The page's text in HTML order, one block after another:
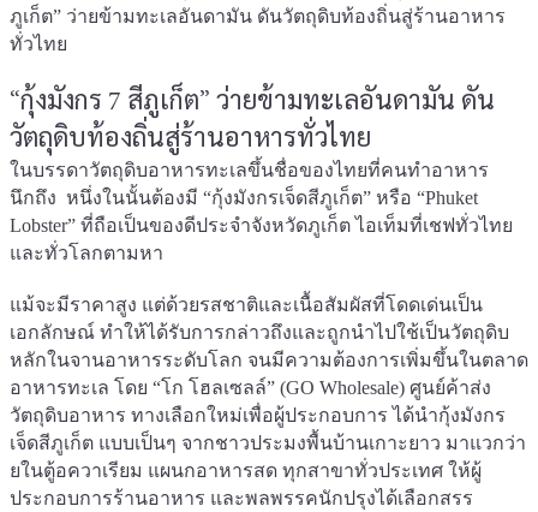
ภูเก็ต” ว่ายข้ามทะเลอันดามัน ดันวัตถุดิบท้องถิ่นสู่ร้านอาหาร
ทั่วไทย
“กุ้งมังกร 7 สีภูเก็ต” ว่ายข้ามทะเลอันดามัน ดัน
วัตถุดิบท้องถิ่นสู่ร้านอาหารทั่วไทย
ในบรรดาวัตถุดิบอาหารทะเลขึ้นชื่อของไทยที่คนทำอาหาร
นึกถึง หนึ่งในนั้นต้องมี “กุ้งมังกรเจ็ดสีภูเก็ต” หรือ “Phuket
Lobster” ที่ถือเป็นของดีประจำจังหวัดภูเก็ต ไอเท็มที่เชฟทั่วไทย
และทั่วโลกตามหา
แม้จะมีราคาสูง แต่ด้วยรสชาติและเนื้อสัมผัสที่โดดเด่นเป็น
เอกลักษณ์ ทำให้ได้รับการกล่าวถึงและถูกนำไปใช้เป็นวัตถุดิบ
หลักในจานอาหารระดับโลก จนมีความต้องการเพิ่มขึ้นในตลาด
อาหารทะเล โดย “โก โฮลเซลล์” (GO Wholesale) ศูนย์ค้าส่ง
วัตถุดิบอาหาร ทางเลือกใหม่เพื่อผู้ประกอบการ ได้นำกุ้งมังกร
เจ็ดสีภูเก็ต แบบเป็นๆ จากชาวประมงพื้นบ้านเกาะยาว มาแวกว่า
ยในตู้อควาเรียม แผนกอาหารสด ทุกสาขาทั่วประเทศ ให้ผู้
ประกอบการร้านอาหาร และพลพรรคนักปรุงได้เลือกสรร